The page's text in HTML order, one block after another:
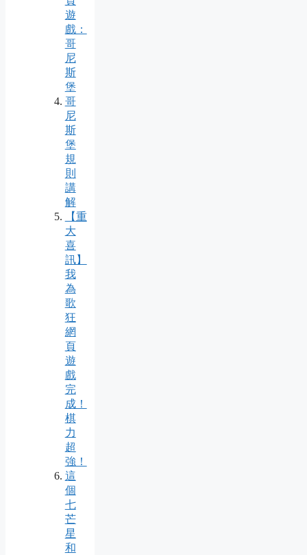
遊
戲：
哥
尼
斯
堡
哥
尼
斯
堡
規
則
講
解
【重
大
喜
訊】
我
為
歌
狂
網
頁
遊
戲
完
成！
棋
力
超
強！
這
個
七
芒
星
和